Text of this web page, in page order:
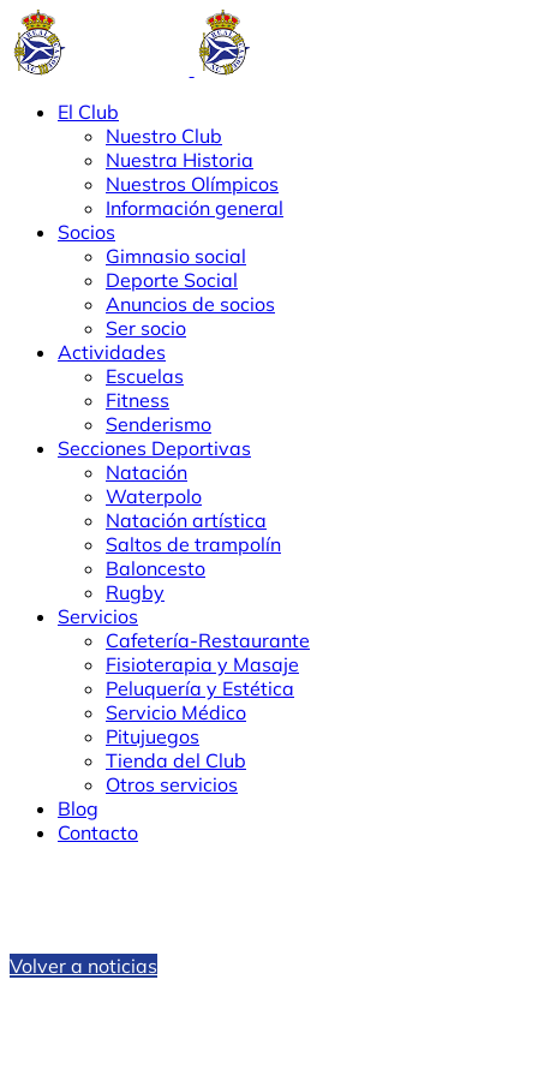
El Club
Nuestro Club
Nuestra Historia
Nuestros Olímpicos
Información general
Socios
Gimnasio social
Deporte Social
Anuncios de socios
Ser socio
Actividades
Escuelas
Fitness
Senderismo
Secciones Deportivas
Natación
Waterpolo
Natación artística
Saltos de trampolín
Baloncesto
Rugby
Servicios
Cafetería-Restaurante
Fisioterapia y Masaje
Peluquería y Estética
Servicio Médico
Pitujuegos
Tienda del Club
Otros servicios
Blog
Contacto
Volver a noticias